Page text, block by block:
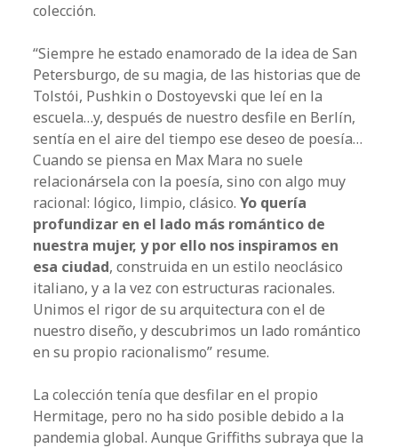
colección.
“Siempre he estado enamorado de la idea de San
Petersburgo, de su magia, de las historias que de
Tolstói, Pushkin o Dostoyevski que leí en la
escuela…y, después de nuestro desfile en Berlín,
sentía en el aire del tiempo ese deseo de poesía…
Cuando se piensa en Max Mara no suele
relacionársela con la poesía, sino con algo muy
racional: lógico, limpio, clásico.Yo quería
profundizar en el lado más romántico de
nuestra mujer, y por ello nos inspiramos en
esa ciudad, construida en un estilo neoclásico
italiano, y a la vez con estructuras racionales.
Unimos el rigor de su arquitectura con el de
nuestro diseño, y descubrimos un lado romántico
en su propio racionalismo” resume.
La colección tenía que desfilar en el propio
Hermitage, pero no ha sido posible debido a la
pandemia global. Aunque Griffiths subraya que la